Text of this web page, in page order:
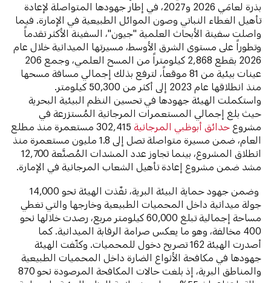
بذرة لعامَي 2026 و2027، في إطار جهودها المتواصلة لإعادة
تأهيل الغطاء النباتي وصون الموائل الطبيعية في الإمارة. فيما
واصلت سفينة الأبحاث العلمية "جيون"، السفينة الأكثر تقدماً
وتطوراً على مستوى الشرق الأوسط، مسيرتها الميدانية خلال عام
2026 بقطع 2,868 كيلومتراً من المسح العلمي، وجمع 206
عينات بيئية من 81 موقعاً، لترفع بذلك إجمالي مسافة مسحها
منذ انطلاقها عام 2023 إلى أكثر من 50,300 كيلومتر.
واستكملت الهيئة جهودها في تحسين النظم البيئية البحرية
حيث بلغ إجمالي المستعمرات المرجانية المُستزرعة في
مشروع حدائق أبوظبي المرجانية
302,415 مستعمرة منذ مطلع
العام، ضمن مسيرة متواصلة تصل إلى 1.8 مليون مستعمرة منذ
انطلاق المشروع، بينما تجاوز عدد المشدات المُصنَّعة 12,700
مشد ضمن مشروع إعادة تأهيل الشعاب المرجانية في الإمارة.
وضمن جهود حماية البيئة البرية، نفّذت الهيئة نحو 14,000
جولة ميدانية داخل المحميات الطبيعية وخارجها والتي تغطي
مساحة إجمالية تبلغ 60,000 كيلومتر مربع، رصدت خلالها نحو
400 مخالفة، وهو ما يعكس صرامة الرقابة الميدانية. كما
أصدرت الهيئة 162 تصريح دخول للمحميات. وكثّفت الهيئة
جهودها في مكافحة الأنواع الضارة داخل المحميات الطبيعية
والمناطق البرية، إذ بلغت حالات المكافحة المرصودة نحو 870